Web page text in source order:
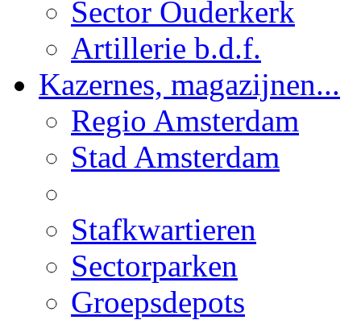
Sector Ouderkerk
Artillerie b.d.f.
Kazernes, magazijnen...
Regio Amsterdam
Stad Amsterdam
Stafkwartieren
Sectorparken
Groepsdepots